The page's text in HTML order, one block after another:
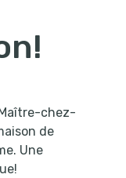
chez-
de
Une